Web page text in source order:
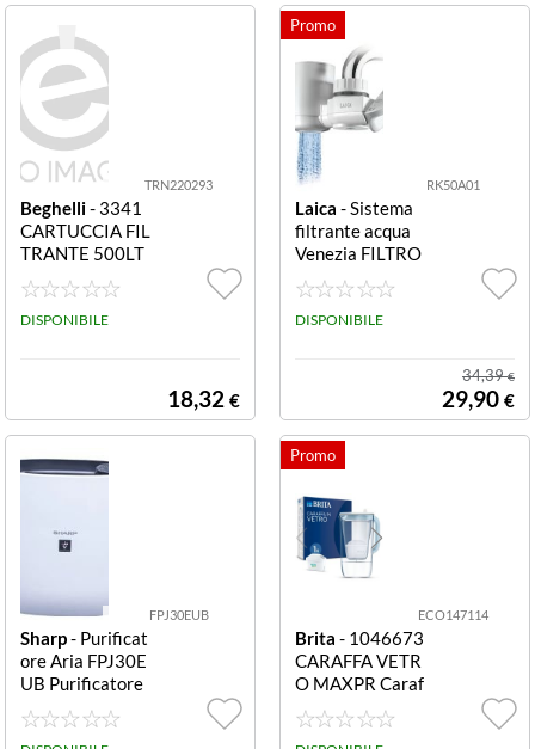
TRN220293
Beghelli- 3341
CARTUCCIA FIL
TRANTE 500LT
X MOD.3330/3
331
DISPONIBILE
18,32 €
RK50A01
Laica - Sistema
filtrante acqua
Venezia FILTRO
RUBINETTO LA
I RK50A01 VEN
EZI
DISPONIBILE
34,39€
29,90 €
FPJ30EUB
Sharp- Purificat
ore Aria FPJ30E
UB Purificatore
aria adatto a 22
metri filtro Hep
ECO147114
Brita - 1046673
CARAFFA VETR
O MAXPR Caraf
fa filtrante - Cap
acità totale 2,5 l